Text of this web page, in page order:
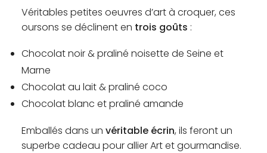
Véritables petites oeuvres d’art à croquer, ces
oursons se déclinent en trois goûts :
Chocolat noir & praliné noisette de Seine et
Marne
Chocolat au lait & praliné coco
Chocolat blanc et praliné amande
Emballés dans un véritable écrin, ils feront un
superbe cadeau pour allier Art et gourmandise.